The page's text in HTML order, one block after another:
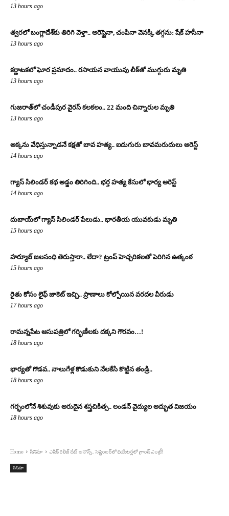
13 hours ago
త్వరలో బంగ్లాదేశ్‌కు తిరిగి వెళ్తా.. అరెస్టైనా, చంపినా వెనక్కి తగ్గను: షేక్ హసీనా
13 hours ago
కర్ణాటకలో ఘోర ప్రమాదం.. రసాయన వాయువు లీక్‌తో ముగ్గురు మృతి
13 hours ago
గుజరాత్‌లో చండీపుర వైరస్ కలకలం.. 22 మంది చిన్నారుల మృతి
13 hours ago
అక్కను వేధిస్తున్నాడనే కక్షతో బావ హత్య.. ఐదుగురు బావమరుదులు అరెస్ట్
14 hours ago
గ్యాస్ సిలిండర్ కథ అడ్డం తిరిగింది.. భర్త హత్య కేసులో భార్య అరెస్ట్
14 hours ago
దుబాయ్‌లో గ్యాస్ సిలిండర్ పేలుడు.. భారతీయ యువకుడు మృతి
15 hours ago
హర్మూజ్ జలసంధి తెరుస్తారా.. లేదా? ట్రంప్ హెచ్చరికలతో పెరిగిన ఉత్కంఠ
15 hours ago
రైతు కోసం లైఫ్ జాకెట్ ఇచ్చి.. ప్రాణాలు కోల్పోయిన వరదల వీరుడు
17 hours ago
రామన్నపేట ఆసుపత్రిలో గర్భిణీలకు దక్కని గౌరవం…!
18 hours ago
భార్యతో గొడవ.. నాలుగేళ్ల కొడుకుని నేలకేసి కొట్టిన తండ్రి..
18 hours ago
గర్భంలోనే శిశువుకు అరుదైన శస్త్రచికిత్స.. లండన్ వైద్యుల అద్భుత విజయం
18 hours ago